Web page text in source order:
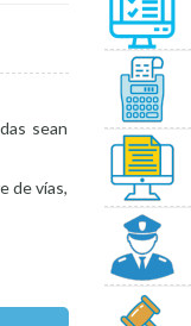
sean
de vías,